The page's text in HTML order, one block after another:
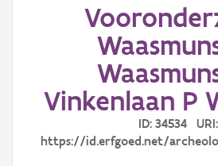
Vinkenlaan P
ID: 34534 URI:
https://id.erfgoed.net/